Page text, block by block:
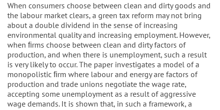
When consumers choose between clean and dirty goods and
the labour market clears, a green tax reform may not bring
about a double dividend in the sense of increasing
environmental quality and increasing employment. However,
when ﬁrms choose between clean and dirty factors of
production, and when there is unemployment, such a result
is very likely to occur. The paper investigates a model of a
monopolistic ﬁrm where labour and energy are factors of
production and trade unions negotiate the wage rate,
accepting some unemployment as a result of aggressive
wage demands. It is shown that, in such a framework, a